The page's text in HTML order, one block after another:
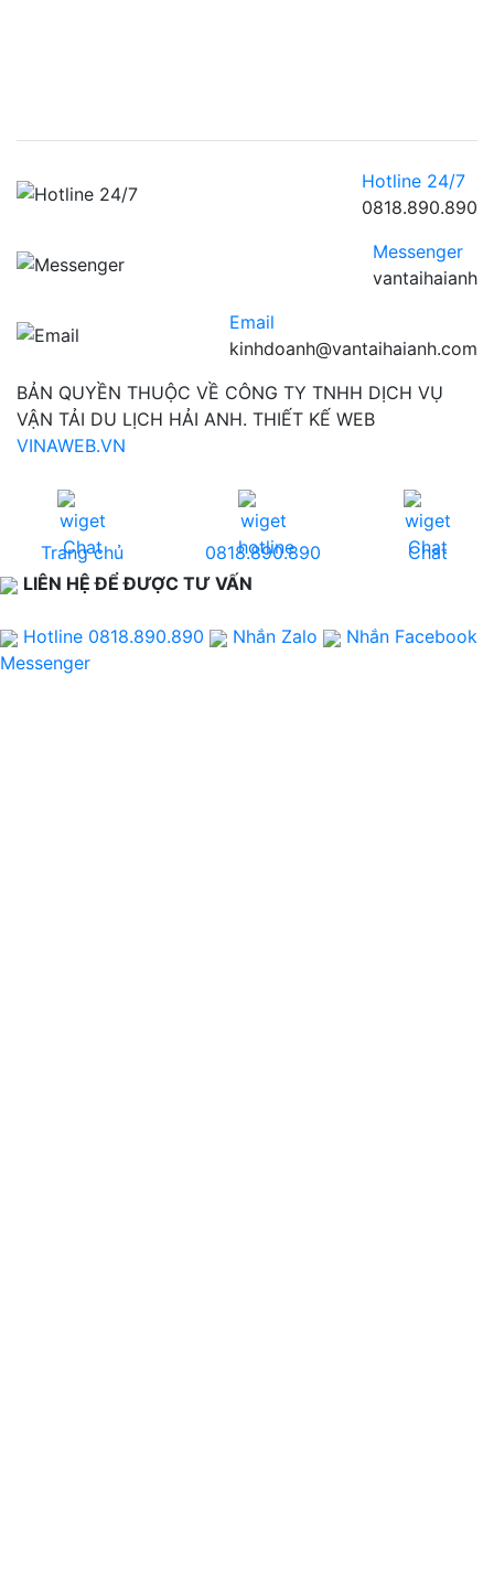
Hotline 24/7
0818.890.890
Messenger
vantaihaianh
Email
kinhdoanh@vantaihaianh.com
BẢN QUYỀN THUỘC VỀ CÔNG TY TNHH DỊCH VỤ
VẬN TẢI DU LỊCH HẢI ANH. THIẾT KẾ WEB
VINAWEB.VN
Trang chủ 0818.890.890
Chat
LIÊN HỆ ĐỂ ĐƯỢC TƯ VẤN
Hotline 0818.890.890 Nhắn Zalo
Nhắn Facebook
Messenger